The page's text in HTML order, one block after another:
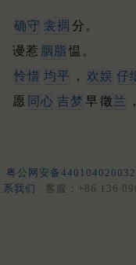
确守 衾裯 分。
谩惹 胭脂 愠。
怜惜 均平 ， 欢娱 仔
愿 同心 吉梦 早 徵兰
粤公网安备
系我们
客服：+86 136